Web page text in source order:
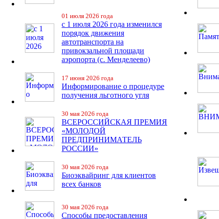
01 июля 2026 года
с 1 июля 2026 года изменился
порядок движения
автотранспорта на
привокзальной площади
аэропорта (с. Менделеево)
17 июня 2026 года
Информирование о процедуре
получения льготного угля
30 мая 2026 года
ВСЕРОССИЙСКАЯ ПРЕМИЯ
«МОЛОДОЙ
ПРЕДПРИНИМАТЕЛЬ
РОССИИ»
30 мая 2026 года
Биоэквайринг для клиентов
всех банков
30 мая 2026 года
Способы предоставления